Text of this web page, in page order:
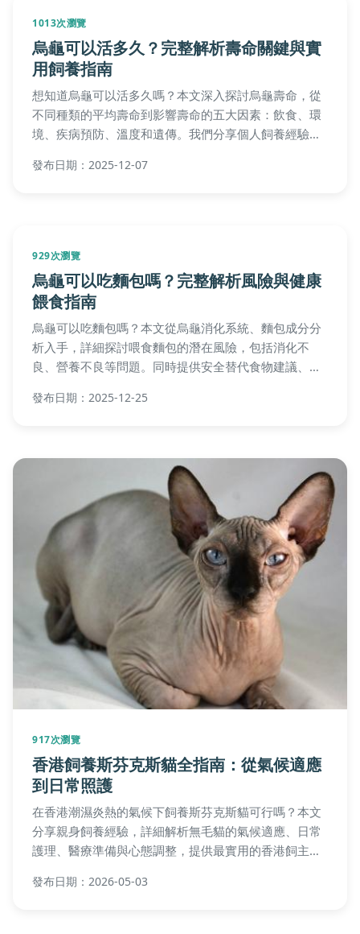
1013次瀏覽
烏龜可以活多久？完整解析壽命關鍵與實
用飼養指南
想知道烏龜可以活多久嗎？本文深入探討烏龜壽命，從
不同種類的平均壽命到影響壽命的五大因素：飲食、環
境、疾病預防、溫度和遺傳。我們分享個人飼養經驗、
到進階技巧，幫助你延長烏龜壽命，解決所有疑問。無
發布日期：2025-12-07
929次瀏覽
烏龜可以吃麵包嗎？完整解析風險與健康
餵食指南
烏龜可以吃麵包嗎？本文從烏龜消化系統、麵包成分分
析入手，詳細探討喂食麵包的潛在風險，包括消化不
良、營養不良等問題。同時提供安全替代食物建議、常
避免健康危害。無論您是新手或資深飼主，都能獲得實
發布日期：2025-12-25
917次瀏覽
香港飼養斯芬克斯貓全指南：從氣候適應
到日常照護
在香港潮濕炎熱的氣候下飼養斯芬克斯貓可行嗎？本文
分享親身飼養經驗，詳細解析無毛貓的氣候適應、日常
護理、醫療準備與心態調整，提供最實用的香港飼主指
發布日期：2026-05-03